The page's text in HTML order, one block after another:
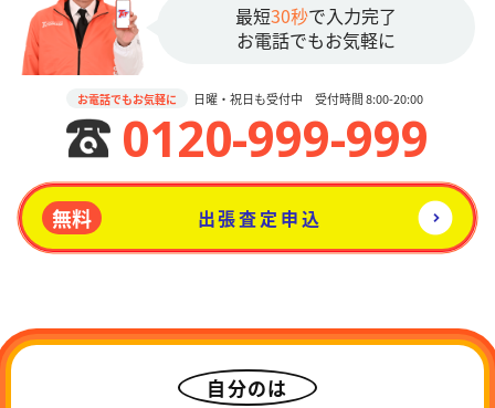
最短30秒で入力完了
お電話でもお気軽に
お電話でもお気軽に 日曜・祝日も受付中 受付時間 8:00-20:00
0120-999-999
無料 出張査定申込
自分のは